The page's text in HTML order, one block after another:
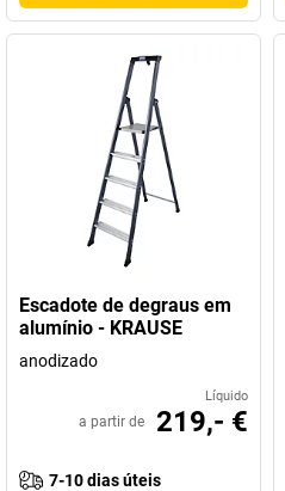
Escadote de degraus em
alumínio - KRAUSE
anodizado
Líquido
a partir de 219,- €
7-10 dias úteis